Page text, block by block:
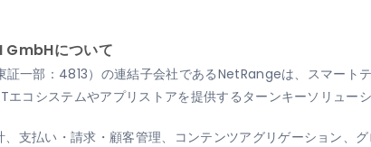
について
証一部：4813）の連結子会社であるNetRangeは、スマート
コシステムやアプリストアを提供するターンキーソリュー
支払い・請求・顧客管理、コンテンツアグリゲーション、